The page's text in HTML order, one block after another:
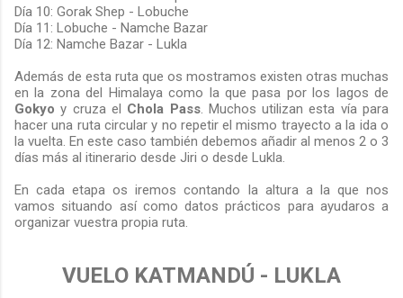
Día 10: Gorak Shep - Lobuche
Día 11: Lobuche - Namche Bazar
Día 12: Namche Bazar - Lukla
Además de esta ruta que os mostramos existen otras muchas
en la zona del Himalaya como la que pasa por los lagos de
Gokyo y cruza el Chola Pass. Muchos utilizan esta vía para
hacer una ruta circular y no repetir el mismo trayecto a la ida o
la vuelta. En este caso también debemos añadir al menos 2 o 3
días más al itinerario desde Jiri o desde Lukla.
En cada etapa os iremos contando la altura a la que nos
vamos situando así como datos prácticos para ayudaros a
organizar vuestra propia ruta.
VUELO KATMANDÚ - LUKLA